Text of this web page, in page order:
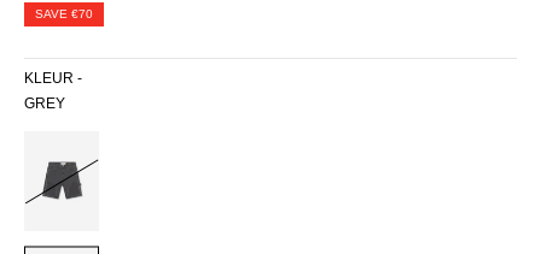
SAVE €70
KLEUR -
GREY